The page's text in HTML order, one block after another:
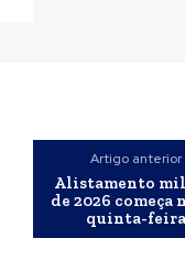
Artigo anterior
Alistamento
de 2026 começa
quinta-feira